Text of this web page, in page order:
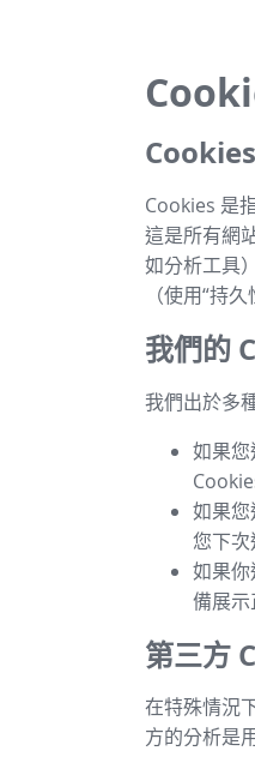
Cookies 是
這是所有網
如分析工具
（使用“持
我們的
我們出於多
如果
如果
您下次
如果
備展
第三方
在特殊情況
方的分析是